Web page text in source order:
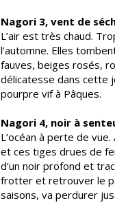
Nagori 3, vent de
L’air est très chaud.
l’automne. Elles
fauves, beiges rosés,
délicatesse dans cette
pourpre vif à Pâques.
Nagori 4, noir à
L’océan à perte de
et ces tiges drues de
d’un noir profond et
frotter et retrouver le
saisons, va perdurer